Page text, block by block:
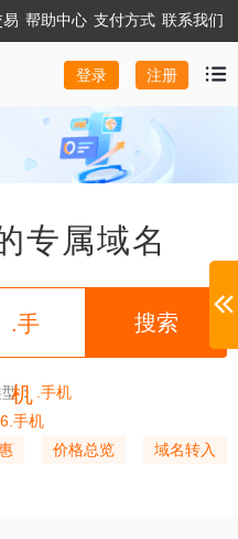
帮助中心 支付方式 联系我们
登录 注册
专属域名
.手
机
：
.手机
手机
价格总览 域名转入